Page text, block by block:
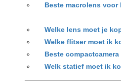
Beste macrolens voor
Welke lens moet je
Welke flitser moet ik
Beste compactcamera
Welk statief moet ik